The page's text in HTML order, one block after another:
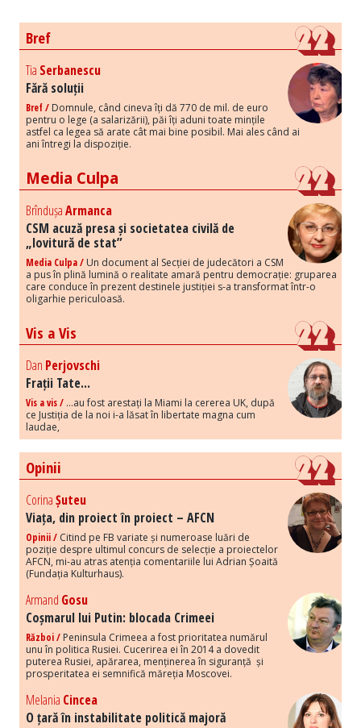
Bref
Tia Serbanescu
Fără soluții
Bref / Domnule, când cineva îți dă 770 de mil. de euro
pentru o lege (a salarizării), păi îți aduni toate mințile
astfel ca legea să arate cât mai bine posibil. Mai ales când ai
ani întregi la dispoziție.
Media Culpa
BrîndușaArmanca
CSM acuză presa și societatea civilă de
„lovitură de stat”
Media Culpa / Un document al Secției de judecători a CSM
a pus în plină lumină o realitate amară pentru democrație: gruparea
care conduce în prezent destinele justiției s-a transformat într-o
oligarhie periculoasă.
Vis a Vis
Dan Perjovschi
Frații Tate...
Vis a vis / ...au fost arestați la Miami la cererea UK, după
ce Justiția de la noi i-a lăsat în libertate magna cum
laudae,
Opinii
CorinaȘuteu
Viața, din proiect în proiect – AFCN
Opinii / Citind pe FB variate și numeroase luări de
poziție despre ultimul concurs de selecție a proiectelor
AFCN, mi-au atras atenția comentariile lui Adrian Șoaită
(Fundația Kulturhaus).
Armand Gosu
Coșmarul lui Putin: blocada Crimeei
Război / Peninsula Crimeea a fost prioritatea numărul
unu în politica Rusiei. Cucerirea ei în 2014 a dovedit
puterea Rusiei, apărarea, menținerea în siguranță și
prosperitatea ei semnifică măreția Moscovei.
Melania Cincea
O țară în instabilitate politică majoră